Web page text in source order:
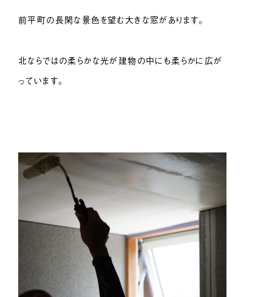
前平町の長閑な景色を望む大きな窓があります。
北ならではの柔らかな光が建物の中にも柔らかに広が
っています。